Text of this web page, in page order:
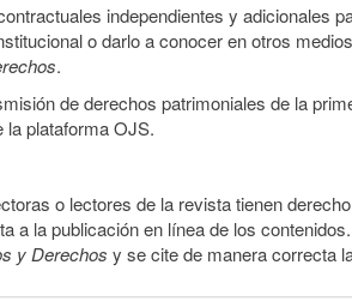
independientes y adicionales
o darlo a conocer en otros
.
de derechos patrimoniales de la
la plataforma OJS.
o lectores de la revista tienen
a la publicación en línea de los
y Derechos y se cite de manera correcta